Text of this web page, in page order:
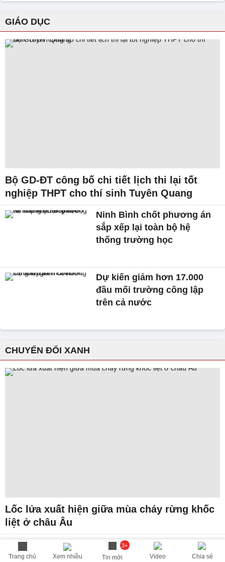
Trang chủ Xem nhiều
3+
Tin mới Video Chia sẻ
GIÁO DỤC
Bộ GD-ĐT công bố chi tiết lịch thi lại tốt
nghiệp THPT cho thí sinh Tuyên Quang
Ninh Bình chốt phương án
sắp xếp lại toàn bộ hệ
thống trường học
Dự kiến giảm hơn 17.000
đầu mối trường công lập
trên cả nước
CHUYỂN ĐỔI XANH
Lốc lửa xuất hiện giữa mùa cháy rừng khốc
liệt ở châu Âu
Các quốc gia tăng đầu tư và
ưu đãi để phát triển thị